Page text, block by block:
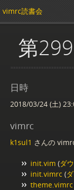
vimrc読書会
第
日時
2018/03/24 (土)
vimrc
k1sul1 さんの
init.vim (ダ
init.vimrc (
theme.vimrc